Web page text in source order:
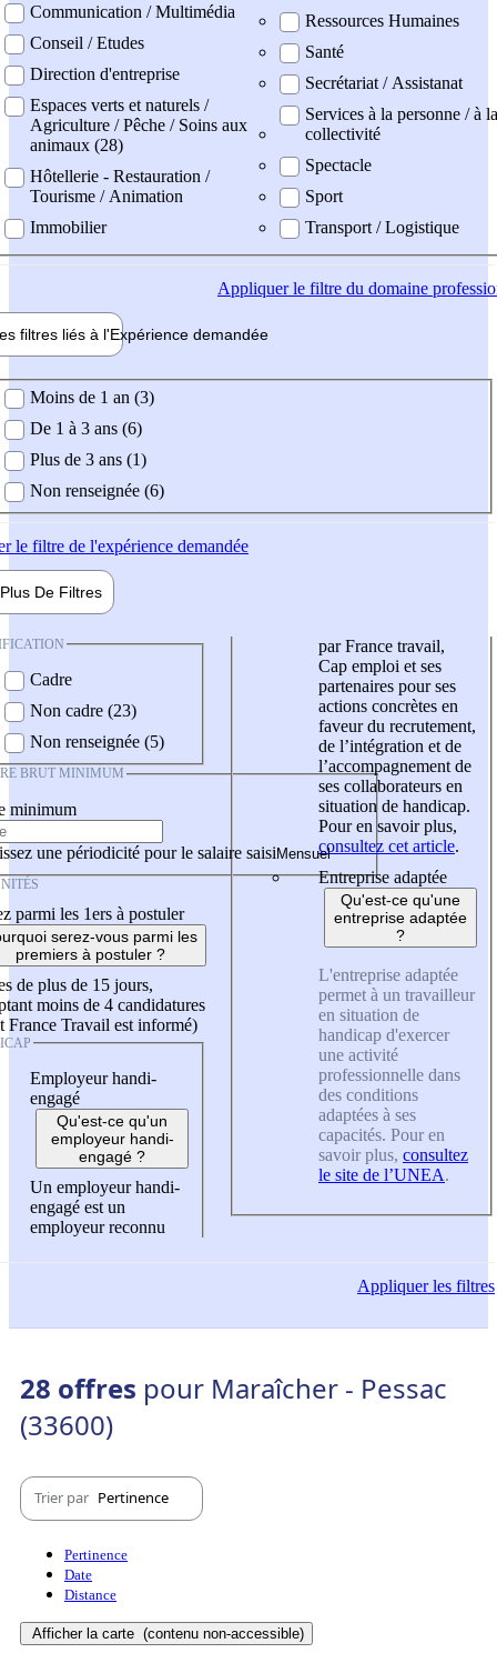
Communication / Multimédia
Conseil / Etudes
Direction d'entreprise
Espaces verts et naturels /
Agriculture / Pêche / Soins aux
animaux (28)
Hôtellerie - Restauration /
Tourisme / Animation
Immobilier
Ressources Humaines
Santé
Secrétariat / Assistanat
Services à la personne / à la
collectivité
Spectacle
Sport
Transport / Logistique
Appliquerle filtre du domaine
filtres liés à l'Expérience demandée
demandée
Moins de 1 an (3)
De 1 à 3 ans (6)
Plus de 3 ans (1)
Non renseignée (6)
le filtre de l'expérience demandée
Plus De Filtres
Cadre
Non cadre (23)
Non renseignée (5)
BRUT MINIMUM
minimum
une périodicité pour le salaire saisi
parmi les 1ers à postuler
serez-vous parmi les
premiers à postuler ?
de plus de 15 jours,
moins de 4 candidatures
France Travail est informé)
Employeur handi-
engagé
Qu'est-ce qu'un
employeur handi-
engagé ?
Un employeur handi-
engagé est un
employeur reconnu
par France travail,
Cap emploi et ses
partenaires pour ses
actions concrètes en
faveur du recrutement,
de l’intégration et de
l’accompagnement de
ses collaborateurs en
situation de handicap.
Pour en savoir plus,
consultez cet article.
Entreprise adaptée
Qu'est-ce qu'une
entreprise adaptée
?
L'entreprise adaptée
permet à un travailleur
en situation de
handicap d'exercer
une activité
professionnelle dans
des conditions
adaptées à ses
capacités. Pour en
savoir plus, consultez
le site de l’UNEA.
Appliquerles filtres
28 offres pour Maraîcher - Pessac
(33600)
Trier par Pertinence
Pertinence
Date
Distance
Afficher la carte (contenu non-accessible)